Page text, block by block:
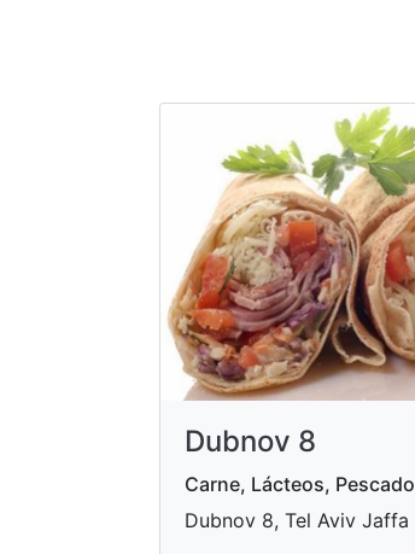
Dubnov 8
Carne, Lácteos, Pescado
Dubnov 8, Tel Aviv Jaffa